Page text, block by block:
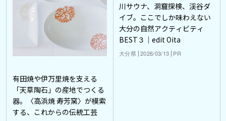
有田焼や伊万里焼を支える
「天草陶石」の産地でつくる
器。〈高浜焼 寿芳窯〉が模索
する、これからの伝統工芸
川サウナ、洞窟探検、渓谷ダ
イブ。ここでしか味わえない
大分の自然アクティビティ
BEST３｜edit Oita
大分県 2026/03/13 PR